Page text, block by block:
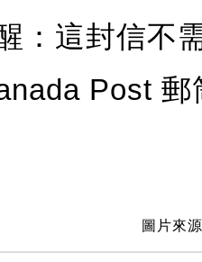
：這封信不
Post
圖片來